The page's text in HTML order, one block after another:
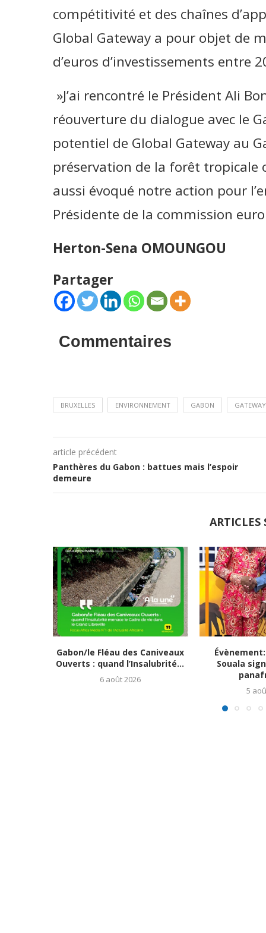
compétitivité et des chaînes
Global Gateway a pour objet de
d’euros d’investissements entre
»J’ai rencontré le Président Ali
réouverture du dialogue avec le
potentiel de Global Gateway au
préservation de la forêt tropicale
aussi évoqué notre action pour
Présidente de la commission
Herton-Sena OMOUNGOU
Partager
Commentaires
BRUXELLES ENVIRONNEMENT GABON GATEWAY
article précédent
Panthères du Gabon : battues mais l’espoir
demeure
ARTICLES
Gabon/le Fléau des Caniveaux
Ouverts : quand l’Insalubrité...
6 août 2026
Souala
5